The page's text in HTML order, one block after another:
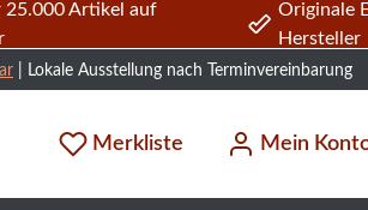
25.000 Artikel auf
Originale
Hersteller
| Lokale Ausstellung nach Terminvereinbarung
Merkliste Mein